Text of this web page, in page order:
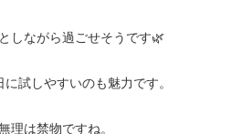
しながら過ごせそうです🌿
試しやすいのも魅力です。
理は禁物ですね。